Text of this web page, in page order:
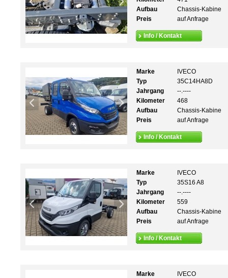
Aufbau
Chassis-Kabine
Preis
auf Anfrage
Info / Kontakt
Marke
IVECO
Typ
35C14HA8D
Jahrgang
--.----
Kilometer
468
Aufbau
Chassis-Kabine
Preis
auf Anfrage
Info / Kontakt
Marke
IVECO
Typ
35S16 A8
Jahrgang
--.----
Kilometer
559
Aufbau
Chassis-Kabine
Preis
auf Anfrage
Info / Kontakt
Marke
IVECO